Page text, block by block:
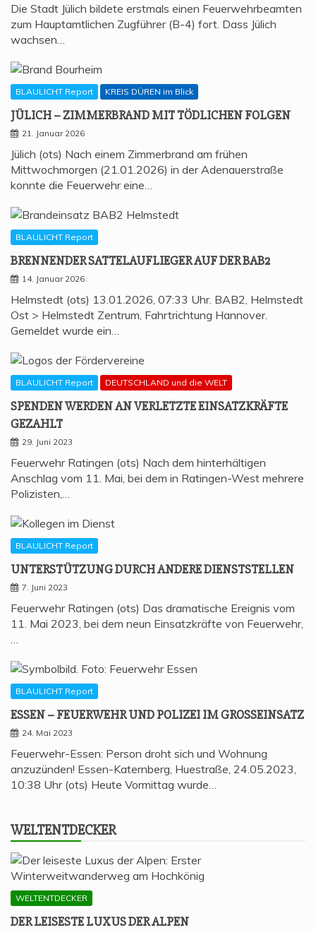
Die Stadt Jülich bildete erstmals einen Feuerwehrbeamten
zum Hauptamtlichen Zugführer (B-4) fort. Dass Jülich
wachsen…
BLAULICHT Report KREIS DÜREN im Blick
JÜLICH – ZIM­MER­BRAND MIT TÖD­LI­CHEN FOLGEN
21. Januar 2026
Jülich (ots) Nach einem Zimmerbrand am frühen
Mittwochmorgen (21.01.2026) in der Adenauerstraße
konnte die Feuerwehr eine…
BLAULICHT Report
BREN­NEN­DER SAT­TEL­AUF­LIE­GER AUF DER BAB2
14. Januar 2026
Helmstedt (ots) 13.01.2026, 07:33 Uhr. BAB2, Helmstedt
Ost > Helmstedt Zentrum, Fahrtrichtung Hannover.
Gemeldet wurde ein…
BLAULICHT Report DEUTSCHLAND und die WELT
SPEN­DEN WER­DEN AN VER­LETZ­TE EIN­SATZ­KRÄF­TE
GEZAHLT
29. Juni 2023
Feuerwehr Ratingen (ots) Nach dem hinterhältigen
Anschlag vom 11. Mai, bei dem in Ratingen-West mehrere
Polizisten,…
BLAULICHT Report
UNTER­STÜT­ZUNG DURCH ANDE­RE DIENSTSTELLEN
7. Juni 2023
Feuerwehr Ratingen (ots) Das dramatische Ereignis vom
11. Mai 2023, bei dem neun Einsatzkräfte von Feuerwehr,
BLAULICHT Report
ESSEN – FEU­ER­WEHR UND POLI­ZEI IM GROSSEINSATZ
24. Mai 2023
Feuerwehr-Essen: Person droht sich und Wohnung
anzuzünden! Essen-Katernberg, Huestraße, 24.05.2023,
10:38 Uhr (ots) Heute Vormittag wurde…
WELT­ENT­DE­CKER
WELTENTDECKER
DER LEI­SES­TE LUXUS DER ALPEN